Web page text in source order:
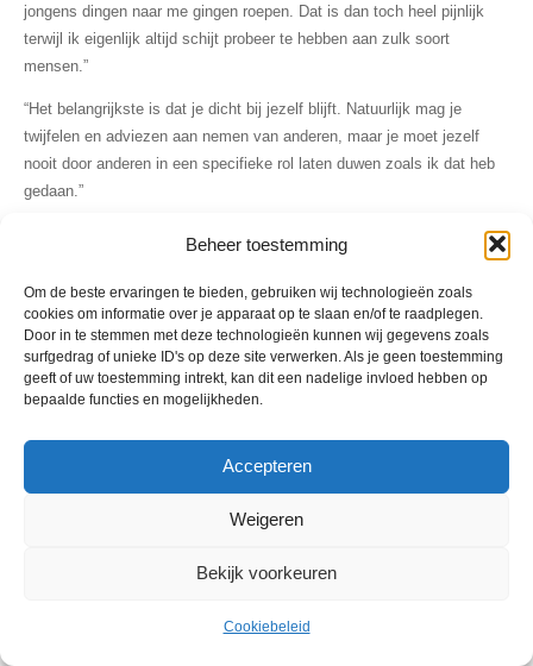
Beheer toestemming
Om de beste ervaringen te bieden, gebruiken wij technologieën zoals
cookies om informatie over je apparaat op te slaan en/of te raadplegen.
Door in te stemmen met deze technologieën kunnen wij gegevens zoals
surfgedrag of unieke ID's op deze site verwerken. Als je geen toestemming
geeft of uw toestemming intrekt, kan dit een nadelige invloed hebben op
bepaalde functies en mogelijkheden.
Accepteren
Weigeren
Bekijk voorkeuren
Cookiebeleid
jongens dingen naar me gingen roepen. Dat is dan toch heel pijnlijk
terwijl ik eigenlijk altijd schijt probeer te hebben aan zulk soort
mensen.”
“Het belangrijkste is dat je dicht bij jezelf blijft. Natuurlijk mag je
twijfelen en adviezen aan nemen van anderen, maar je moet jezelf
nooit door anderen in een specifieke rol laten duwen zoals ik dat heb
gedaan.”
Aidan